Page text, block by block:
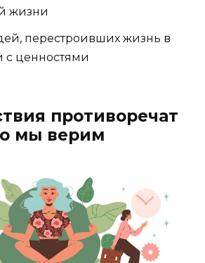
жизни
перестроивших жизнь в
с ценностями
противоречат
мы верим